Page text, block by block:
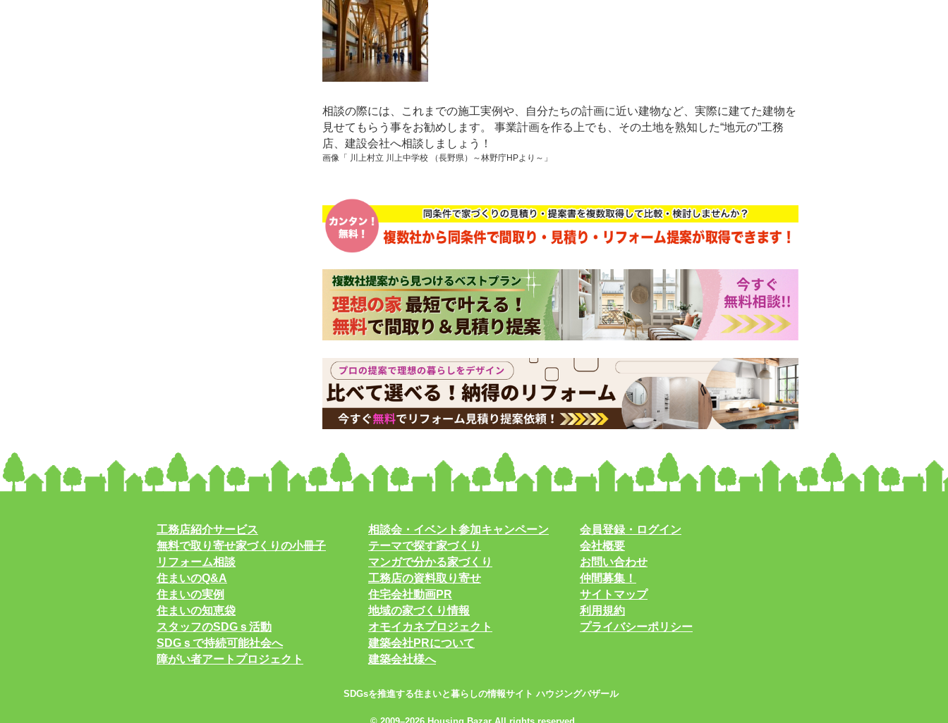
相談の際には、これまでの施工実例や、自分たちの計画に近い建物など、実際に建てた建物を
見せてもらう事をお勧めします。 事業計画を作る上でも、その土地を熟知した“地元の”工務
店、建設会社へ相談しましょう！
画像「 川上村立 川上中学校 （長野県）～林野庁HPより～」
工務店紹介サービス
無料で取り寄せ家づくりの小冊子
リフォーム相談
住まいのQ&A
住まいの実例
住まいの知恵袋
スタッフのSDGｓ活動
SDGｓで持続可能社会へ
障がい者アートプロジェクト
相談会・イベント参加キャンペーン
テーマで探す家づくり
マンガで分かる家づくり
工務店の資料取り寄せ
住宅会社動画PR
地域の家づくり情報
オモイカネプロジェクト
建築会社PRについて
建築会社様へ
会員登録・ログイン
会社概要
お問い合わせ
仲間募集！
サイトマップ
利用規約
プライバシーポリシー
SDGsを推進する住まいと暮らしの情報サイト ハウジングバザール